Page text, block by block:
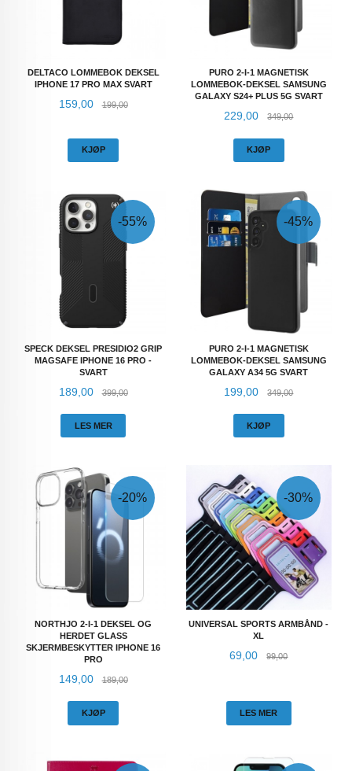
DELTACO LOMMEBOK DEKSEL
IPHONE 17 PRO MAX SVART
Tilbud
159,00 199,00Rabatt
KJØP
PURO 2-I-1 MAGNETISK
LOMMEBOK-DEKSEL SAMSUNG
GALAXY S24+ PLUS 5G SVART
Tilbud
229,00 349,00Rabatt
KJØP
SPECK DEKSEL PRESIDIO2 GRIP
MAGSAFE IPHONE 16 PRO -
SVART
Tilbud
189,00 399,00Rabatt
-55%
LES MER
PURO 2-I-1 MAGNETISK
LOMMEBOK-DEKSEL SAMSUNG
GALAXY A34 5G SVART
Tilbud
199,00 349,00Rabatt
-45%
KJØP
NORTHJO 2-I-1 DEKSEL OG
HERDET GLASS
SKJERMBESKYTTER IPHONE 16
PRO
Tilbud
149,00 189,00Rabatt
-20%
KJØP
UNIVERSAL SPORTS ARMBÅND -
XL
Tilbud
69,00 99,00Rabatt
-30%
LES MER